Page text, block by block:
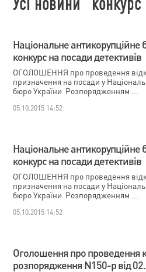
Національне антикорупційне
конкурс на посади детективів
ОГОЛОШЕННЯ про проведення
призначення на посади у
бюро України Розпорядженням ...
05.10.2015 14:52
Національне антикорупційне
конкурс на посади детективів
ОГОЛОШЕННЯ про проведення
призначення на посади у
бюро України Розпорядженням ...
05.10.2015 14:52
Оголошення про проведення
розпорядження N150-р від